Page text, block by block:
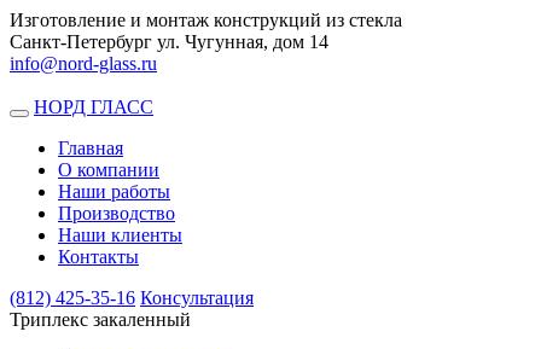
Изготовление и монтаж конструкций из стекла
Санкт-Петербург ул. Чугунная, дом 14
info@nord-glass.ru
Toggle
navigation
НОРД ГЛАСС
Главная
О компании
Наши работы
Производство
Наши клиенты
Контакты
(812) 425-35-16 Консультация
Триплекс закаленный